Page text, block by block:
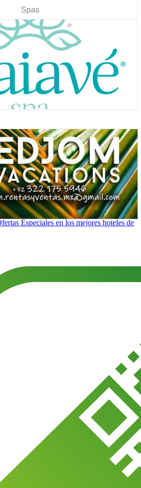
Spas
Ver Cupones
Spas
Ver Cupones
Agencias de Viaje
Ver Cupones
Especiales en los mejores hoteles de